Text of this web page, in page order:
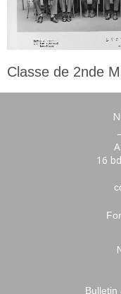
Classe de 2nde
2nde
16
Bulletin